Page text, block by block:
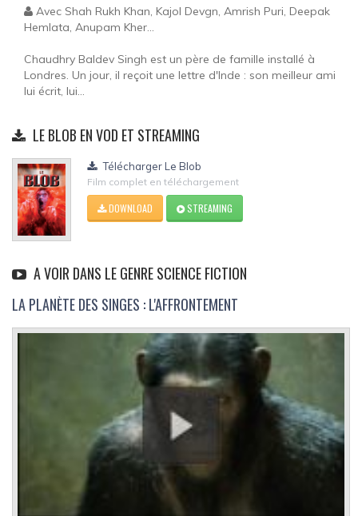
Avec Shah Rukh Khan, Kajol Devgn, Amrish Puri, Deepak
Hemlata, Anupam Kher...
Chaudhry Baldev Singh est un père de famille installé à
Londres. Un jour, il reçoit une lettre d'Inde : son meilleur ami
lui écrit, lui...
LE BLOB EN VOD ET STREAMING
Télécharger Le Blob
Film complet en téléchargement
DOWNLOAD STREAMING
A VOIR DANS LE GENRE SCIENCE FICTION
LA PLANÈTE DES SINGES : L'AFFRONTEMENT